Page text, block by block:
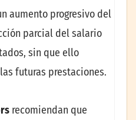
aumento progresivo del
parcial del salario
sin que ello
futuras prestaciones.
recomiendan que